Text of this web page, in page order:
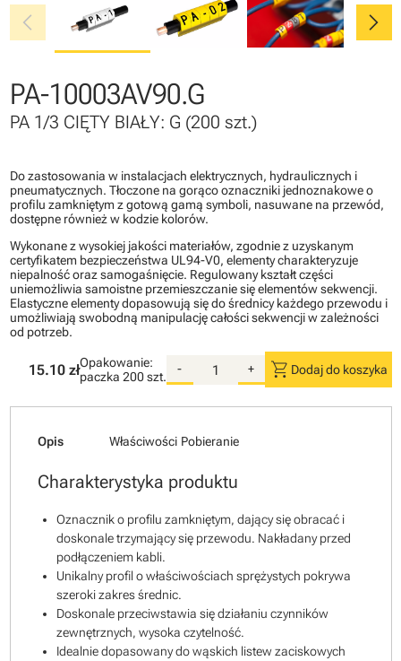
chevron_left chevron_right
PA-10003AV90.G
PA 1/3 CIĘTY BIAŁY: G (200 szt.)
Do zastosowania w instalacjach elektrycznych, hydraulicznych i
pneumatycznych. Tłoczone na gorąco oznaczniki jednoznakowe o
profilu zamkniętym z gotową gamą symboli, nasuwane na przewód,
dostępne również w kodzie kolorów.
Wykonane z wysokiej jakości materiałów, zgodnie z uzyskanym
certyfikatem bezpieczeństwa UL94-V0, elementy charakteryzuje
niepalność oraz samogaśnięcie. Regulowany kształt części
uniemożliwia samoistne przemieszczanie się elementów sekwencji.
Elastyczne elementy dopasowują się do średnicy każdego przewodu i
umożliwiają swobodną manipulację całości sekwencji w zależności
od potrzeb.
15.10 złOpakowanie:
paczka 200 szt.
- + shopping_cart Dodaj do koszyka
Opis Właściwości Pobieranie
Charakterystyka produktu
Oznacznik o profilu zamkniętym, dający się obracać i
doskonale trzymający się przewodu. Nakładany przed
podłączeniem kabli.
Unikalny profil o właściwościach sprężystych pokrywa
szeroki zakres średnic.
Doskonale przeciwstawia się działaniu czynników
zewnętrznych, wysoka czytelność.
Idealnie dopasowany do wąskich listew zaciskowych